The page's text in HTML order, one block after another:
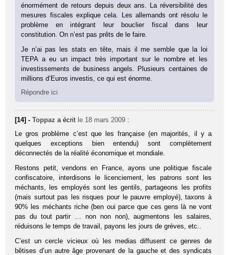
énormément de retours depuis deux ans. La réversibilité des
mesures fiscales explique cela. Les allemands ont résolu le
problème en intégrant leur bouclier fiscal dans leur
constitution. On n’est pas prêts de le faire.
Je n’ai pas les stats en tête, mais il me semble que la loi
TEPA a eu un impact très important sur le nombre et les
investissements de business angels. Plusieurs centaines de
millions d’Euros investis, ce qui est énorme.
Répondre ici
[14] -Toppaz a écrit le 18 mars 2009 :
Le gros problème c’est que les française (en majorités, il y a
quelques exceptions bien entendu) sont complètement
déconnectés de la réalité économique et mondiale.
Restons petit, vendons en France, ayons une politique fiscale
confiscatoire, interdisons le licenciement, les patrons sont les
méchants, les employés sont les gentils, partageons les profits
(mais surtout pas les risques pour le pauvre employé), taxons à
90% les méchants riche (ben oui parce que ces gens là ne vont
pas du tout partir … non non non), augmentons les salaires,
réduisons le temps de travail, payons les jours de grèves, etc..
C’est un cercle vicieux où les medias diffusent ce genres de
bêtises d’un autre âge provenant de la gauche et des syndicats